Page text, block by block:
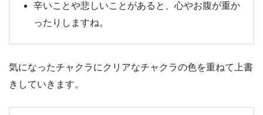
辛いことや悲しいことがあると、心やお腹が重か
ったりしますね。
気になったチャクラにクリアなチャクラの色を重ねて上書
きしていきます。